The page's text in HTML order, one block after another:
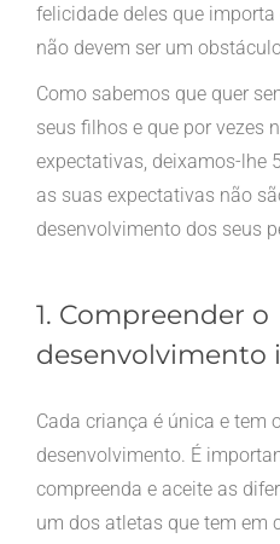
felicidade deles que
não devem ser um
Como sabemos que quer
seus filhos e que por vezes
expectativas, deixamos-lhe
as suas expectativas não
desenvolvimento dos seus
1. Compreender o
desenvolvimento
Cada criança é única e tem
desenvolvimento. É
compreenda e aceite as
um dos atletas que tem em